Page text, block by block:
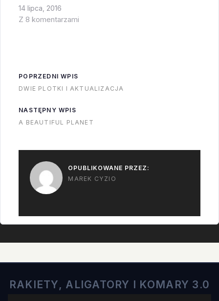
technologii
kosmicznych
pracuje nad SSTO -
bombowcem, który
jak zwykły samolot a
okołoziemską,…
14 lipca, 2016
Z 8 komentarzami
POPRZEDNI WPIS
DWIE PLOTKI I AKTUALIZACJA
NASTĘPNY WPIS
A BEAUTIFUL PLANET
OPUBLIKOWANE PRZEZ:
MAREK CYZIO
RAKIETY, ALIGATORY I KOMARY 3.0